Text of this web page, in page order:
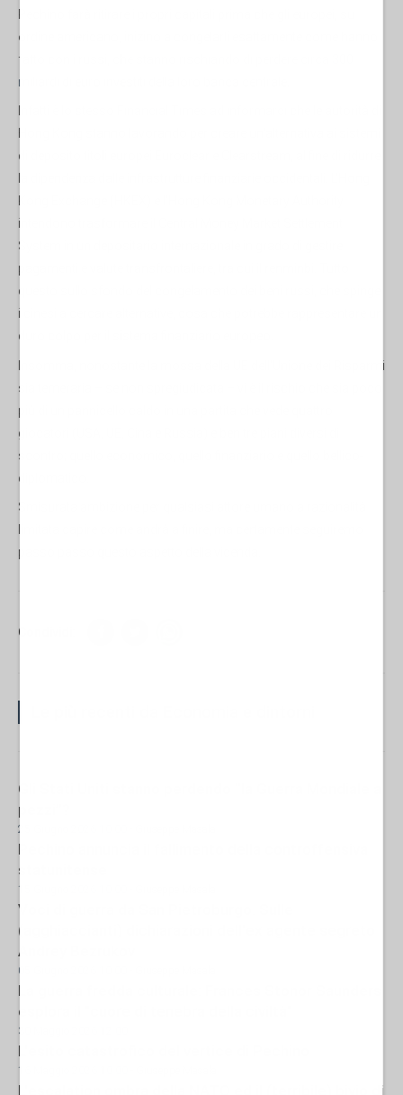
ordine americano, inizino a congelarli esattamente come hanno
fatto con i russi,
miliardi di euro investiti della loro banca centrale
di deposito titoli europei Euroclear e Clearstream, al fine di ridurre
intendono trasformare il Central Money Market Settlement
System in un depositario internazionale in grado di gestire
pagamenti e valute transfrontaliere, tra cui il renminbi. Tutto
questo sullo sfondo del congelamento dei beni russi, che spinge
i cinesi a cercare alternative, cosa che potrebbe rappresentare un
duro colpo per il sistema finanziario europeo.
Insomma, nonostante la mossa della UE dell'Unione dei Risparmi
sia temeraria – se non spregiudicata – vi è il rischio che sia poco
più di un pannicello caldo in una partita che vede quattro
giocatori (USA, UE, Cina e Russia) e ben tre piani diversi di
scontro; quello economico, quello finanziario e quello bellico-
diplomatico.
Smisurata ambizione per qualsiasi attore umano a razionalità
passo passo questo aspetto della vicenda.
Condividi:
Gli Stati Uniti stanno perdendo “la Guerra Mondiale a
pezzi”?
25 Giugno 2026 10:00
Pechino annuncia il fallimento della controffensiva
statunitense
15 Giugno 2026 10:00
Voci di guerra da San Pietroburgo. Sulle
(agghiaccianti) dichiarazioni dell'ex agente segreto
Andrey Bezrukov
05 Giugno 2026 10:00
La guerra fredda culturale: Frances Stonor Saunders
esplora il "cuore di tenebra della civiltà"
30 Maggio 2026 12:00
L'esito catastrofico del vertice di Pechino
16 Maggio 2026 10:00
L'escalation ombra della NATO ed il (terribile) bivio di